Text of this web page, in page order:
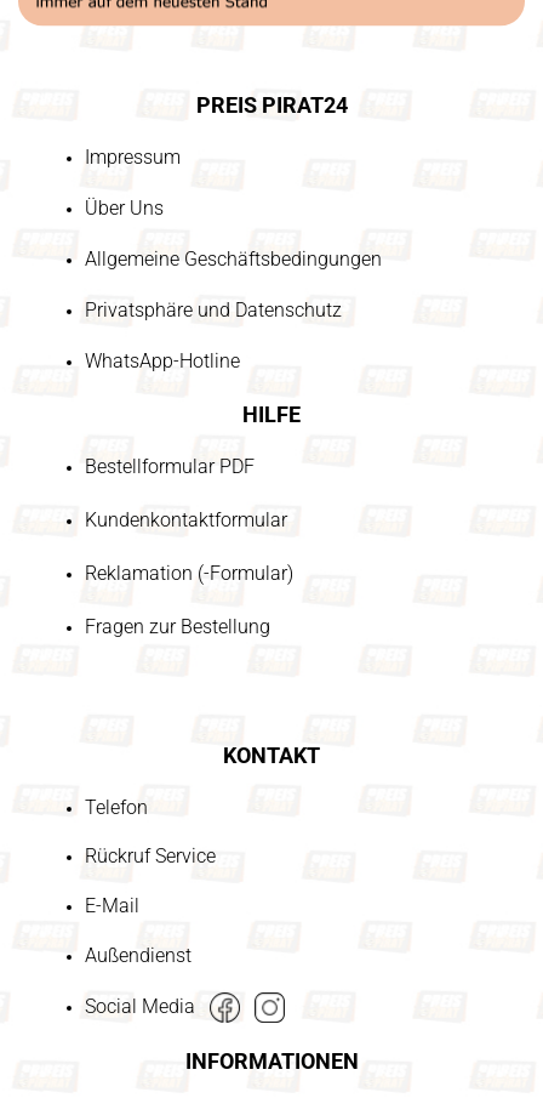
PREIS PIRAT24
Impressum
Über Uns
Allgemeine Geschäftsbedingungen
Privatsphäre und Datenschutz
WhatsApp-Hotline
HILFE
Bestellformular PDF
Kundenkontaktformular
Reklamation (-Formular)
Fragen zur Bestellung
KONTAKT
Telefon
Rückruf Service
E-Mail
Außendienst
Social Media
INFORMATIONEN